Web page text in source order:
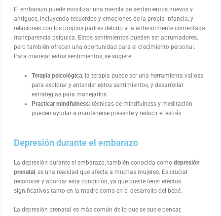
El embarazo puede movilizar una mezcla de sentimientos nuevos y
antiguos, incluyendo recuerdos y emociones de la propia infancia, y
relaciones con los propios padres debido a la anteriormente comentada
transparencia psíquica. Estos sentimientos pueden ser abrumadores,
pero también ofrecen una oportunidad para el crecimiento personal.
Para manejar estos sentimientos, se sugiere:
Terapia psicológica: la terapia puede ser una herramienta valiosa
para explorar y entender estos sentimientos, y desarrollar
estrategias para manejarlos.
Practicar mindfulness: técnicas de mindfulness y meditación
pueden ayudar a mantenerse presente y reducir el estrés.
Depresión durante el embarazo
La depresión durante el embarazo, también conocida comodepresión
prenatal , es una realidad que afecta a muchas mujeres. Es crucial
reconocer y abordar esta condición, ya que puede tener efectos
significativos tanto en la madre como en el desarrollo del bebé.
La depresión prenatal es más común de lo que se suele pensar,